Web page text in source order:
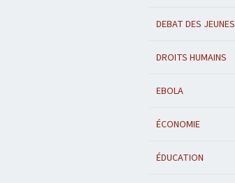
DEBAT DES JEUNES
DROITS HUMAINS
EBOLA
ÉCONOMIE
ÉDUCATION